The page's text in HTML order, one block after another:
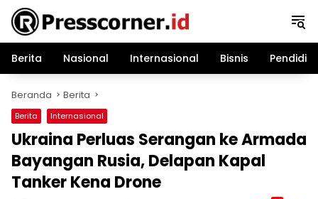
Langsung
konten
Berita
Nasional Internasional Bisnis
Beranda Berita
Berita Internasional
Ukraina Perluas Serangan ke Armada
Bayangan Rusia, Delapan Kapal
Tanker Kena Drone